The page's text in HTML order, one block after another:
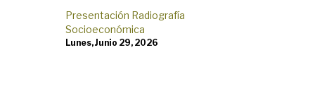
Presentación Radiografía
Socioeconómica
Lunes, Junio 29, 2026